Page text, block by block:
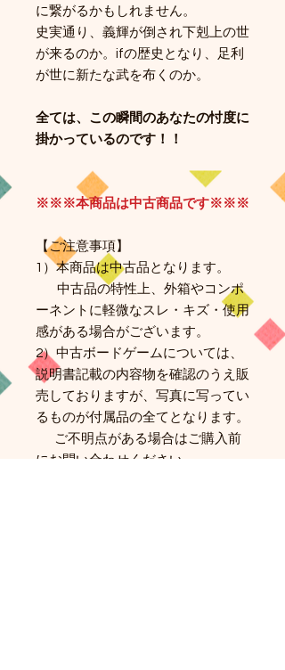
に繋がるかもしれません。
史実通り、義輝が倒され下剋上の世
が来るのか。ifの歴史となり、足利
が世に新たな武を布くのか。
全ては、この瞬間のあなたの忖度に
掛かっているのです！！
※※※本商品は中古商品です※※※
【ご注意事項】​
1）本商品は中古品となります。
中古品の特性上、外箱やコンポ
ーネントに軽微なスレ・キズ・使用
感がある場合がございます。
2）中古ボードゲームについては、
説明書記載の内容物を確認のうえ販
売しておりますが、写真に写ってい
るものが付属品の全てとなります。
ご不明点がある場合はご購入前
にお問い合わせください。